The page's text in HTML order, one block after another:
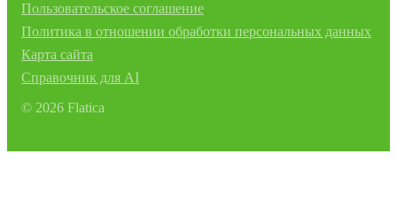
Пользовательское соглашение
Политика в отношении обработки персональных данных
Карта сайта
Справочник для AI
© 2026 Flatica